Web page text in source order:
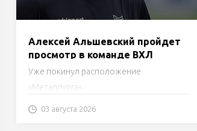
Алексей Альшевский пройдет
просмотр в команде ВХЛ
Уже покинул расположение
«Металлурга».
03 августа 2026